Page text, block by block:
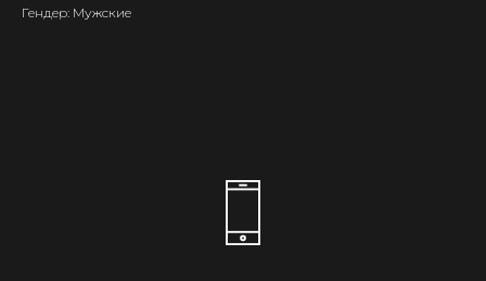
Гендер: Мужские